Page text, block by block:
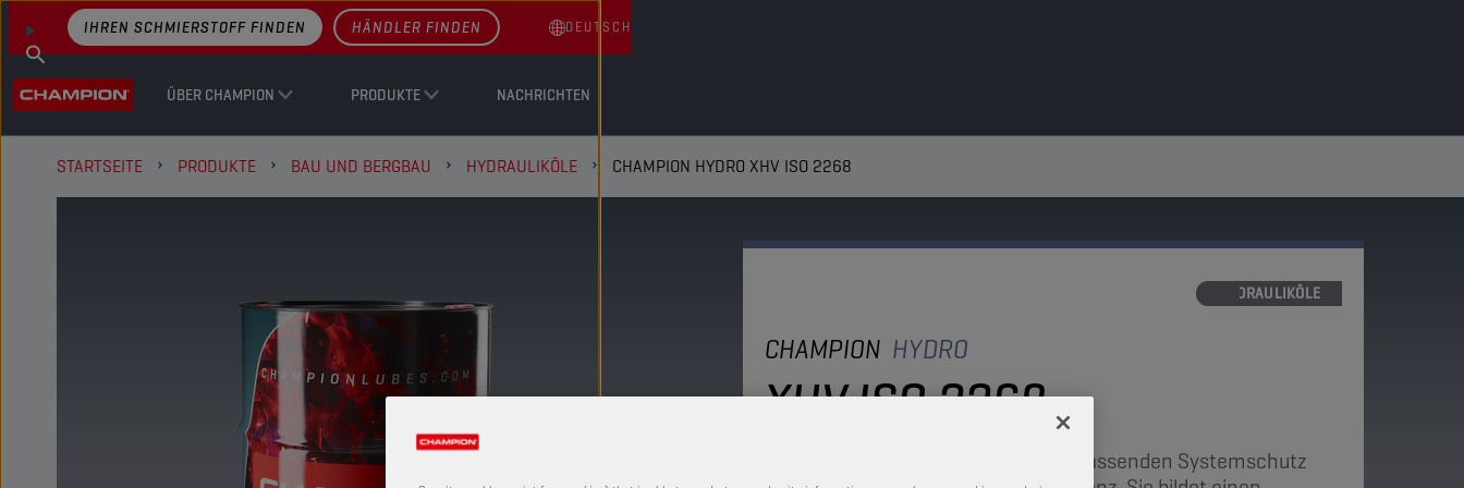
ÜBER CHAMPION PRODUKTE NACHRICHTEN
IHREN SCHMIERSTOFF FINDEN HÄNDLER FINDEN DEUTSCH
STARTSEITE PRODUKTE BAU UND BERGBAU HYDRAULIKÖLE CHAMPION HYDRO XHV ISO 2268
HYDRAULIKÖLE
CHAMPION HYDRO
XHV ISO 2268
Diese Hydraulikflüssigkeit bietet umfassenden Systemschutz